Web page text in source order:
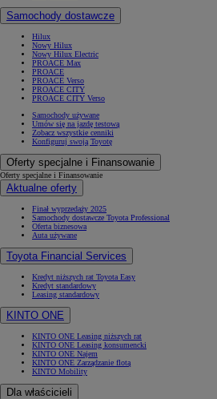
Samochody dostawcze
Hilux
Nowy Hilux
Nowy Hilux Electric
PROACE Max
PROACE
PROACE Verso
PROACE CITY
PROACE CITY Verso
Samochody używane
Umów się na jazdę testową
Zobacz wszystkie cenniki
Konfiguruj swoją Toyotę
Oferty specjalne i Finansowanie
Oferty specjalne i Finansowanie
Aktualne oferty
Finał wyprzedaży 2025
Samochody dostawcze Toyota Professional
Oferta biznesowa
Auta używane
Toyota Financial Services
Kredyt niższych rat Toyota Easy
Kredyt standardowy
Leasing standardowy
KINTO ONE
KINTO ONE Leasing niższych rat
KINTO ONE Leasing konsumencki
KINTO ONE Najem
KINTO ONE Zarządzanie flotą
KINTO Mobility
Dla właścicieli